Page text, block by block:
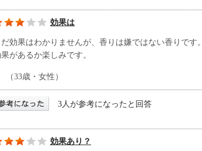
効果は
効果はわかりませんが、香りは嫌ではない香りです。
があるか楽しみです。
（33歳・女性）
3人が参考になったと回答
効果あり？